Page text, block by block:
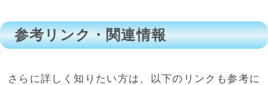
参考リンク・関連情報
さらに詳しく知りたい方は、以下のリンクも参考に